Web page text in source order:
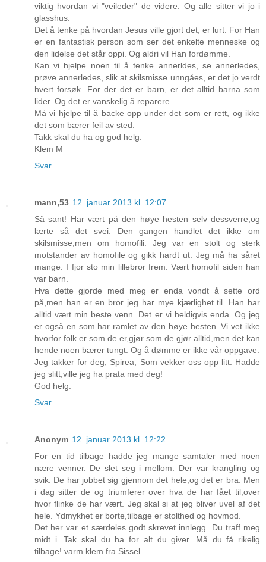
viktig hvordan vi "veileder" de videre. Og alle sitter vi jo i
glasshus.
Det å tenke på hvordan Jesus ville gjort det, er lurt. For Han
er en fantastisk person som ser det enkelte menneske og
den lidelse det står oppi. Og aldri vil Han fordømme.
Kan vi hjelpe noen til å tenke annerldes, se annerledes,
prøve annerledes, slik at skilsmisse unngåes, er det jo verdt
hvert forsøk. For der det er barn, er det alltid barna som
lider. Og det er vanskelig å reparere.
Må vi hjelpe til å backe opp under det som er rett, og ikke
det som bærer feil av sted.
Takk skal du ha og god helg.
Klem M
Svar
mann,53 12. januar 2013 kl. 12:07
Så sant! Har vært på den høye hesten selv dessverre,og
lærte så det svei. Den gangen handlet det ikke om
skilsmisse,men om homofili. Jeg var en stolt og sterk
motstander av homofile og gikk hardt ut. Jeg må ha såret
mange. I fjor sto min lillebror frem. Vært homofil siden han
var barn.
Hva dette gjorde med meg er enda vondt å sette ord
på,men han er en bror jeg har mye kjærlighet til. Han har
alltid vært min beste venn. Det er vi heldigvis enda. Og jeg
er også en som har ramlet av den høye hesten. Vi vet ikke
hvorfor folk er som de er,gjør som de gjør alltid,men det kan
hende noen bærer tungt. Og å dømme er ikke vår oppgave.
Jeg takker for deg, Spirea, Som vekker oss opp litt. Hadde
jeg slitt,ville jeg ha prata med deg!
God helg.
Svar
Anonym 12. januar 2013 kl. 12:22
For en tid tilbage hadde jeg mange samtaler med noen
nære venner. De slet seg i mellom. Der var krangling og
svik. De har jobbet sig gjennom det hele,og det er bra. Men
i dag sitter de og triumferer over hva de har fået til,over
hvor flinke de har vært. Jeg skal si at jeg bliver uvel af det
hele. Ydmykhet er borte,tilbage er stolthed og hovmod.
Det her var et særdeles godt skrevet innlegg. Du traff meg
midt i. Tak skal du ha for alt du giver. Må du få rikelig
tilbage! varm klem fra Sissel